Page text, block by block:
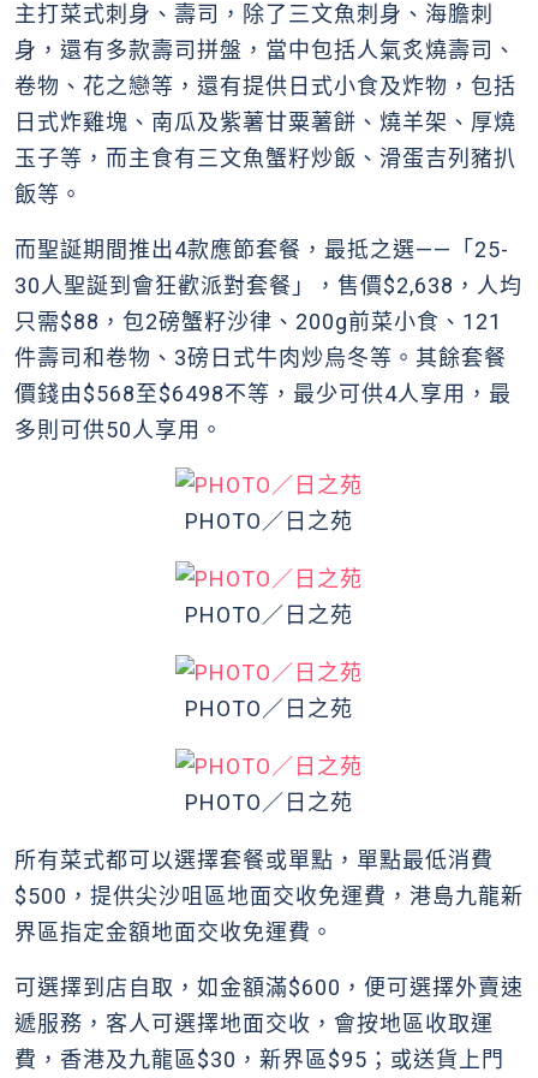
主打菜式刺身、壽司，除了三文魚刺身、海膽刺
身，還有多款壽司拼盤，當中包括人氣炙燒壽司、
卷物、花之戀等，還有提供日式小食及炸物，包括
日式炸雞塊、南瓜及紫薯甘粟薯餅、燒羊架、厚燒
玉子等，而主食有三文魚蟹籽炒飯、滑蛋吉列豬扒
飯等。
而聖誕期間推出4款應節套餐，最抵之選——「25-
30人聖誕到會狂歡派對套餐」，售價$2,638，人均
只需$88，包2磅蟹籽沙律、200g前菜小食、121
件壽司和卷物、3磅日式牛肉炒烏冬等。其餘套餐
價錢由$568至$6498不等，最少可供4人享用，最
多則可供50人享用。
PHOTO／日之苑
PHOTO／日之苑
PHOTO／日之苑
PHOTO／日之苑
所有菜式都可以選擇套餐或單點，單點最低消費
$500，提供尖沙咀區地面交收免運費，港島九龍新
界區指定金額地面交收免運費。
可選擇到店自取，如金額滿$600，便可選擇外賣速
遞服務，客人可選擇地面交收，會按地區收取運
費，香港及九龍區$30，新界區$95；或送貨上門